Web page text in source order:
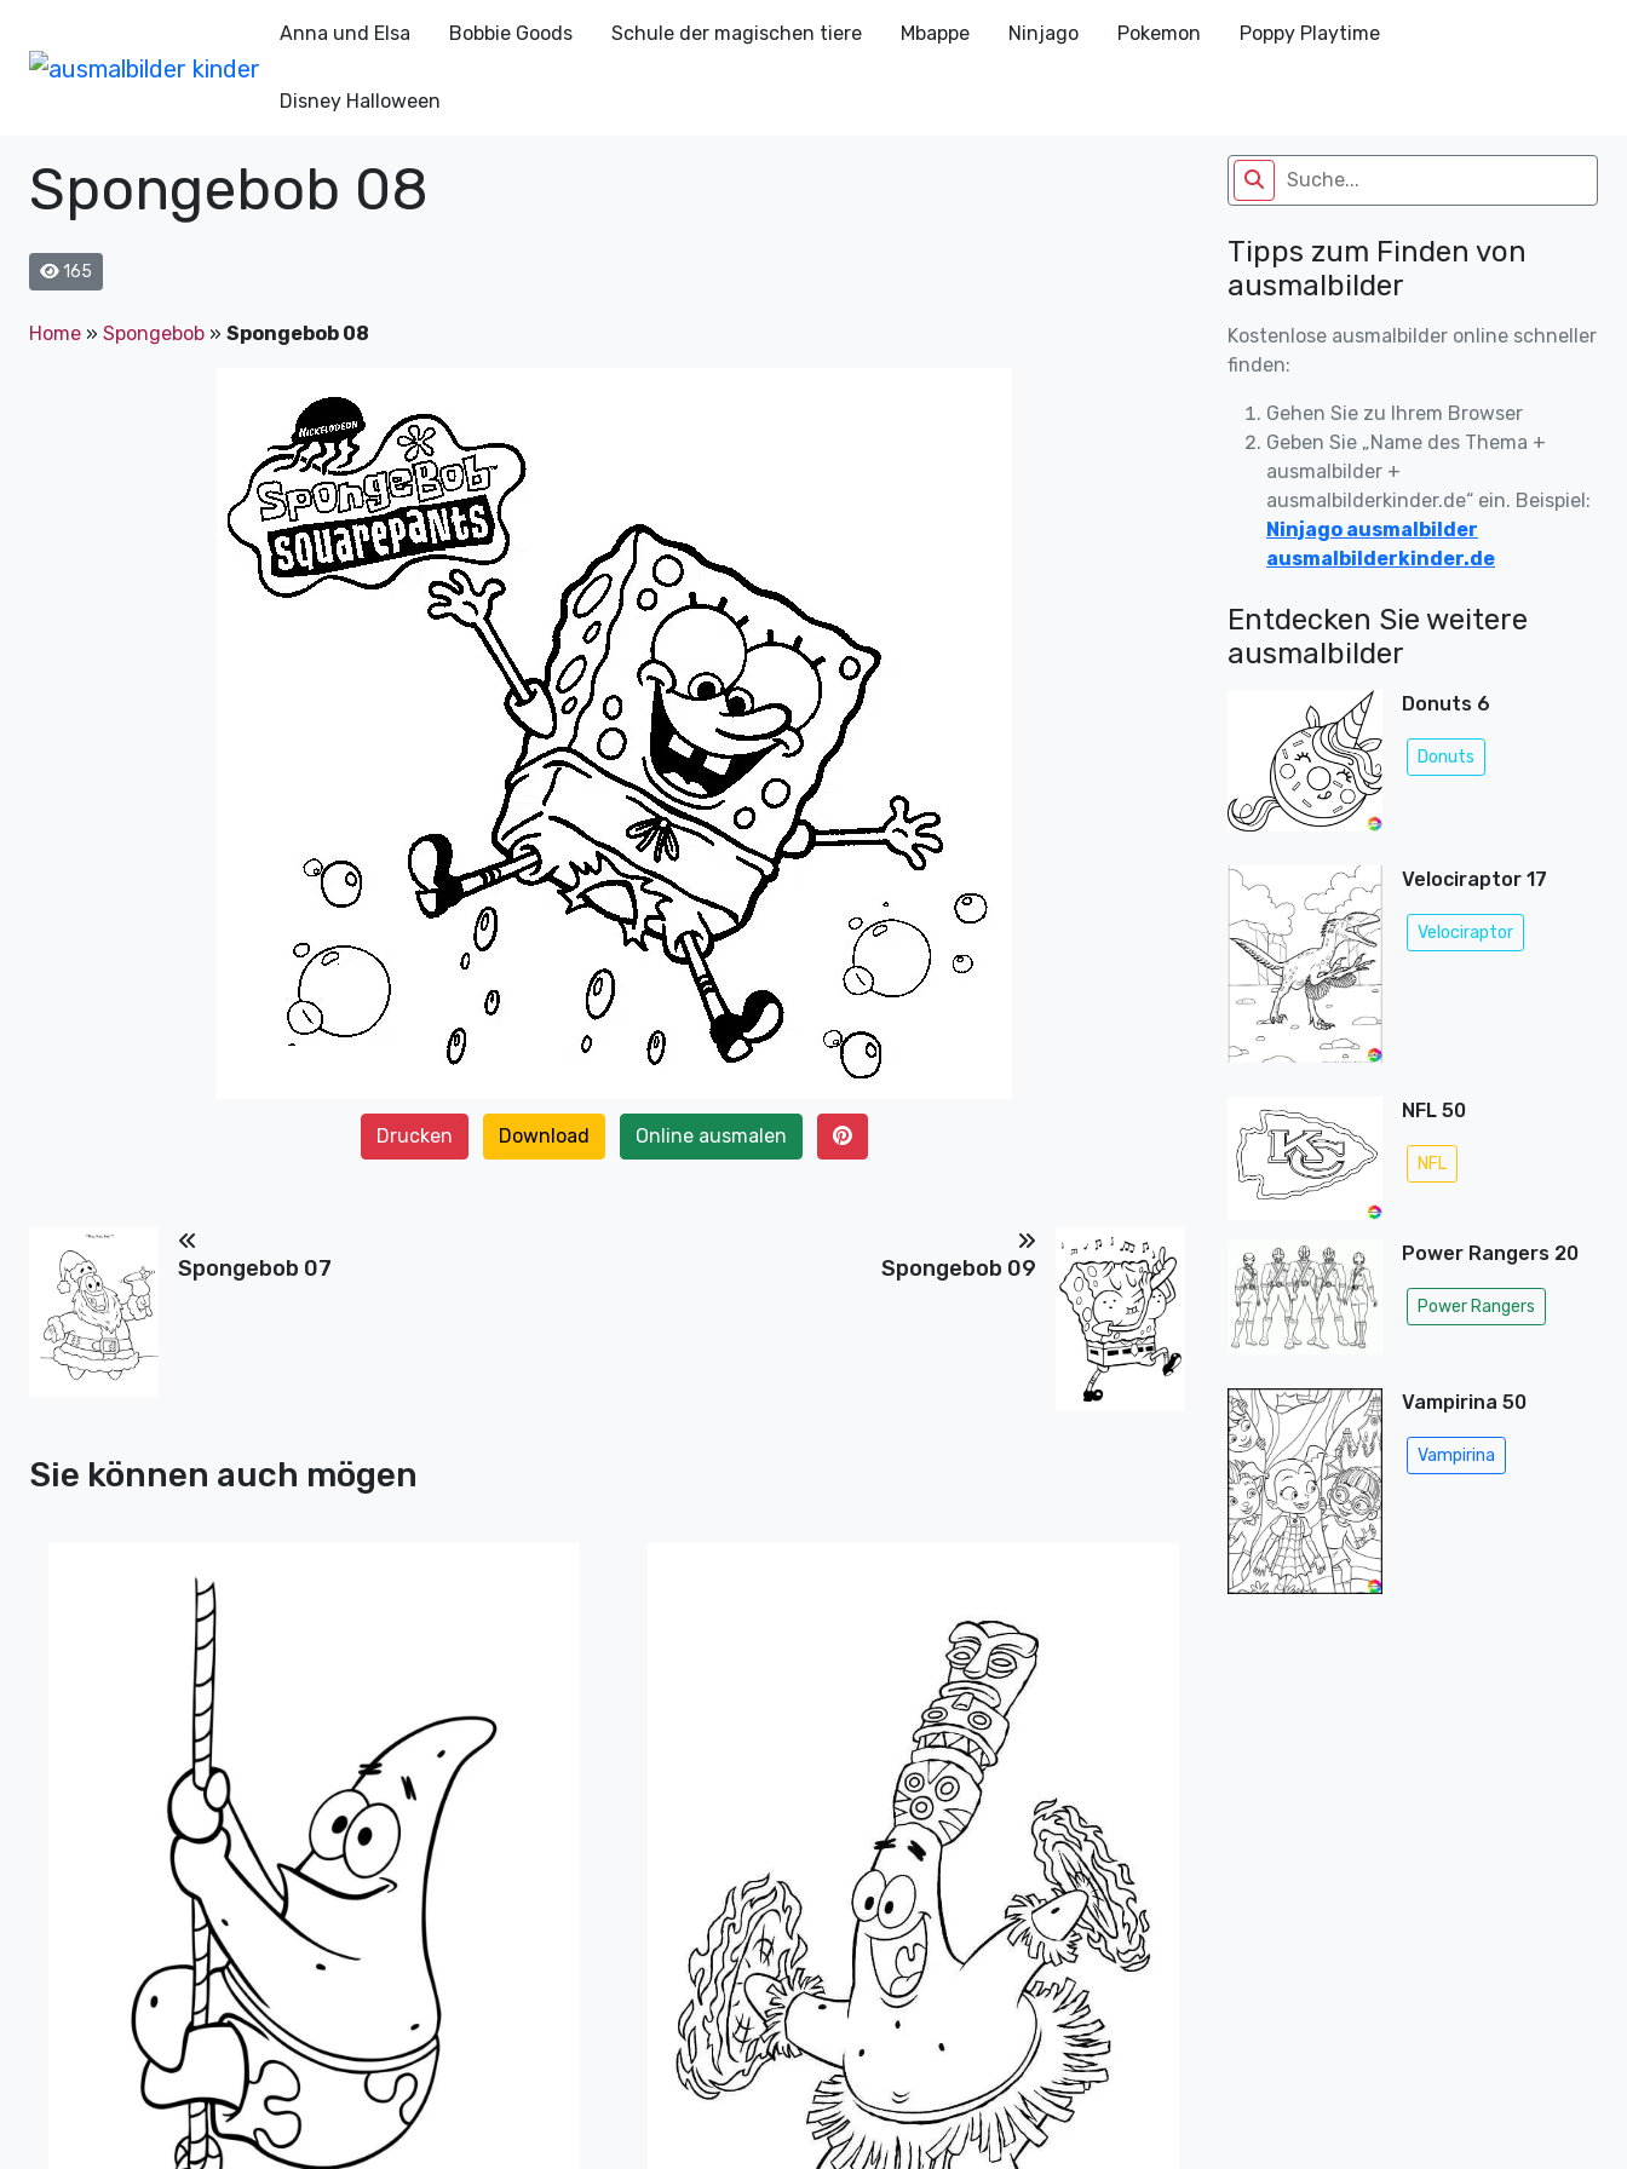
Anna und Elsa Bobbie Goods Schule der magischen tiere Mbappe Ninjago Pokemon Poppy Playtime
Disney Halloween
Spongebob 08
165
Home » Spongebob » Spongebob 08
Drucken Download Online ausmalen
Spongebob 07 Spongebob 09
Sie können auch mögen
Tipps zum Finden von
ausmalbilder
Kostenlose ausmalbilder online schneller
finden:
Gehen Sie zu Ihrem Browser
Geben Sie „Name des Thema +
ausmalbilder +
ausmalbilderkinder.de“ ein. Beispiel:
Ninjago ausmalbilder
ausmalbilderkinder.de
Entdecken Sie weitere
ausmalbilder
Donuts 6
Donuts
Velociraptor 17
Velociraptor
NFL 50
NFL
Power Rangers 20
Power Rangers
Vampirina 50
Vampirina